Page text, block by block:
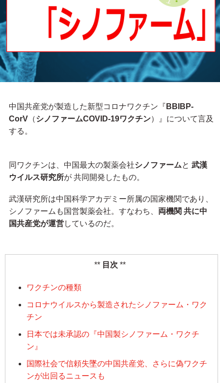
中国共産党が製造した新型コロナワクチン『 BBIBP-
CorV（シノファームCOVID-19ワクチン）』について言及
する。
同ワクチンは、中国最大の製薬会社シノファームと 武漢
ウイルス研究所が 共同開発したもの。
武漢研究所は中国科学アカデミー所属の国家機関であり、
シノファームも国営製薬会社。すなわち、 両機関 共に中
国共産党が運営しているのだ。
目次
ワクチンの種類
コロナウイルスから製造されたシノファーム・ワク
チン
日本では未承認の『中国製シノファーム・ワクチ
ン』
国際社会で信頼失墜の中国共産党、さらに偽ワクチ
ンが出回るニュースも